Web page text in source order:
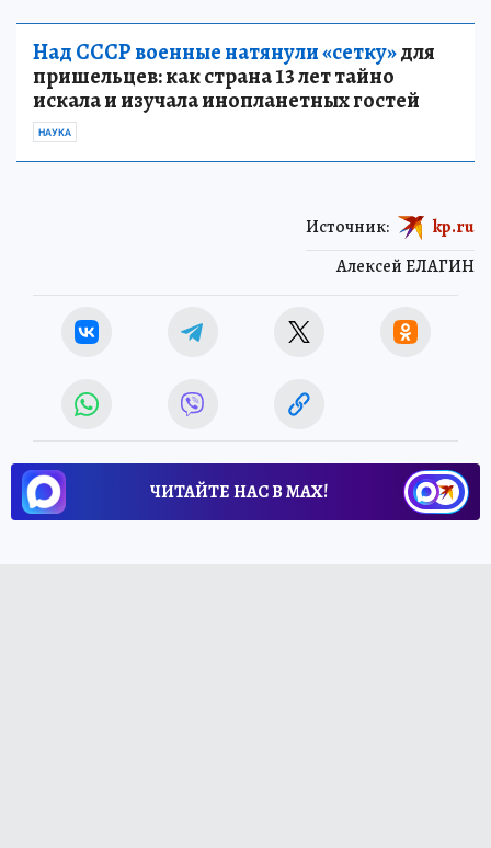
Над СССР военные натянули «сетку»для
пришельцев: как страна 13 лет тайно
искала и изучала инопланетных гостей
НАУКА
Алексей ЕЛАГИН
Источник: kp.ru
ЧИТАЙТЕ НАС В МАХ!